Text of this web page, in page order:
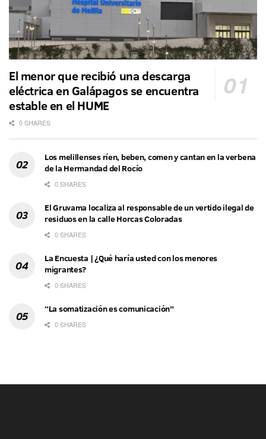
El menor que recibió una descarga
eléctrica en Galápagos se encuentra
estable en el HUME
0 SHARES
Los melillenses ríen, beben, comen y cantan en la verbena
de la Hermandad del Rocío
0 SHARES
El Gruvama localiza al responsable de un vertido ilegal de
residuos en la calle Horcas Coloradas
0 SHARES
La Encuesta | ¿Qué haría usted con los menores
migrantes?
0 SHARES
“La somatización es comunicación”
0 SHARES